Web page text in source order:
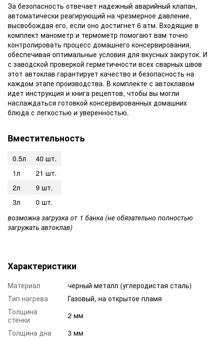
За безопасность отвечает надежный аварийный клапан,
автоматически реагирующий на чрезмерное давление,
высвобождая его, если оно достигнет 6 атм. Входящие в
комплект манометр и термометр помогают вам точно
контролировать процесс домашнего консервирования,
обеспечивая оптимальные условия для вкусных закруток. И
с заводской проверкой герметичности всех сварных швов
этот автоклав гарантирует качество и безопасность на
каждом этапе производства. В комплекте с автоклавом
идет инструкция и книга рецептов, чтобы вы могли
наслаждаться готовкой консервированных домашних
блюда с легкостью и уверенностью.
Вместительность
0.5л
40 шт.
1л
21 шт.
2л
9 шт.
3л
0 шт.
возможна загрузка от 1 банка (не обязательно полностью
загружать автоклав)
Характеристики
Материал
черный металл (углеродистая сталь)
Тип нагрева
Газовый, на открытое пламя
Толщина
стенки
2 мм
Толщина дна
3 мм